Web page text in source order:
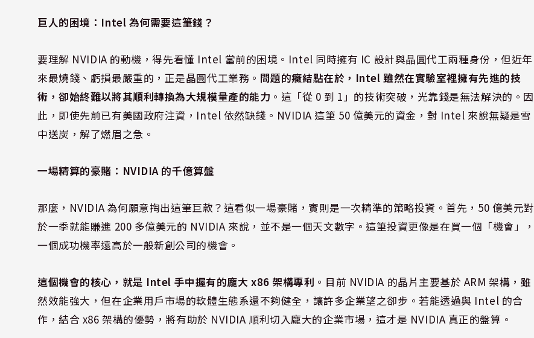
巨人的困境：Intel 為何需要這筆錢？
要理解 NVIDIA 的動機，得先看懂 Intel 當前的困境。Intel 同時擁有 IC 設計與晶圓代工兩種身份，但近年
來最燒錢、虧損最嚴重的，正是晶圓代工業務。 問題的癥結點在於，Intel 雖然在實驗室裡擁有先進的技
術，卻始終難以將其順利轉換為大規模量產的能力 。這「從 0 到 1」的技術突破，光靠錢是無法解決的。因
此，即使先前已有美國政府注資，Intel 依然缺錢。NVIDIA 這筆 50 億美元的資金，對 Intel 來說無疑是雪
中送炭，解了燃眉之急。
一場精算的豪賭：NVIDIA 的千億算盤
那麼，NVIDIA 為何願意掏出這筆巨款？這看似一場豪賭，實則是一次精準的策略投資。首先，50 億美元對
於一季就能賺進 200 多億美元的 NVIDIA 來說，並不是一個天文數字。這筆投資更像是在買一個「機會」，
一個成功機率遠高於一般新創公司的機會。
這個機會的核心，就是 Intel 手中握有的龐大 x86 架構專利 。目前 NVIDIA 的晶片主要基於 ARM 架構，雖
然效能強大，但在企業用戶市場的軟體生態系還不夠健全，讓許多企業望之卻步。若能透過與 Intel 的合
作，結合 x86 架構的優勢，將有助於 NVIDIA 順利切入龐大的企業市場，這才是 NVIDIA 真正的盤算。